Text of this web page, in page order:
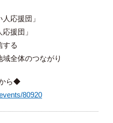
応援団」
援団」
する
全体のつながり
ら◆
80920